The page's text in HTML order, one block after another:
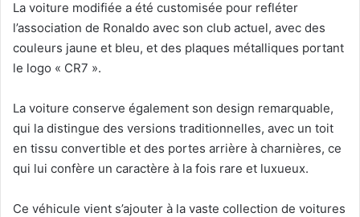
La voiture modifiée a été customisée pour refléter
l’association de Ronaldo avec son club actuel, avec des
couleurs jaune et bleu, et des plaques métalliques portant
le logo « CR7 ».
La voiture conserve également son design remarquable,
qui la distingue des versions traditionnelles, avec un toit
en tissu convertible et des portes arrière à charnières, ce
qui lui confère un caractère à la fois rare et luxueux.
Ce véhicule vient s’ajouter à la vaste collection de voitures